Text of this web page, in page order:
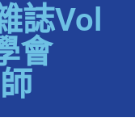
誌Vol
會